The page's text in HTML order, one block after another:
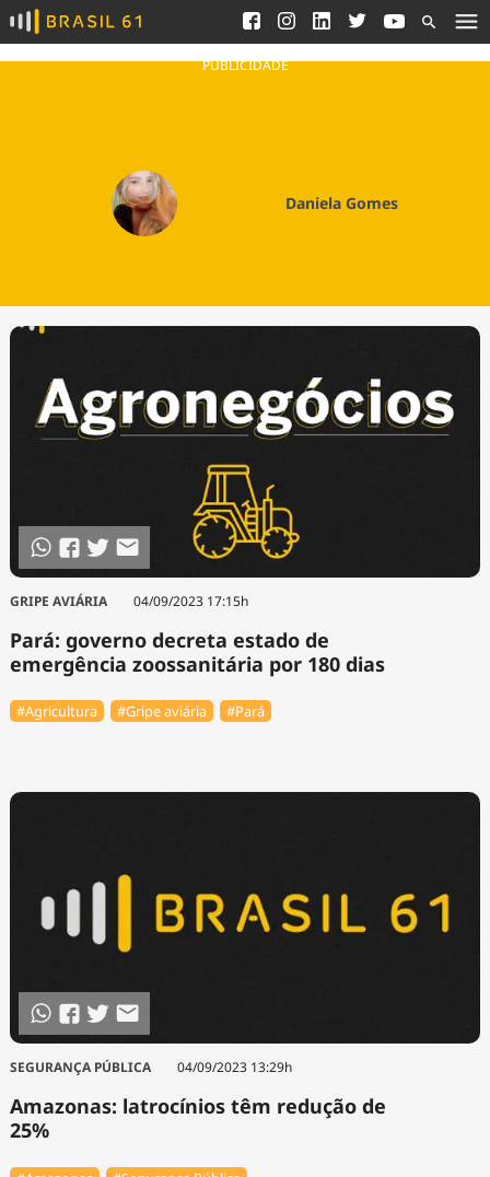
Ver todas as notícias
Podcasts
Fique por dentro do
Congresso Nacional e
nossos líderes.
Saneamento
Indicadores
Agronegócios
Brasil
Comportamento
Cultura
Educação
Infraestrutura
Internacional
Meio Ambiente
Podcast
PUBLICIDADE
Daniela Gomes
GRIPE AVIÁRIA 04/09/2023 17:15h
Pará: governo decreta estado de
emergência zoossanitária por 180 dias
#Agricultura #Gripe aviária #Pará
SEGURANÇA PÚBLICA 04/09/2023 13:29h
Amazonas: latrocínios têm redução de
25%